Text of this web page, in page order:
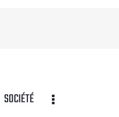
SOCIÉTÉ